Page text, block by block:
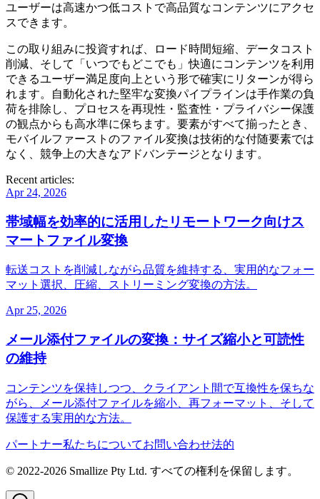
ユーザーは高速かつ低コストで高品質なコンテンツにアクセ
スできます。
この取り組みに投資すれば、ロード時間短縮、データコスト
削減、そして「いつでもどこでも」快適にコンテンツを利用
できるユーザー満足度向上という形で確実にリターンが得ら
れます。自動化された堅牢な変換パイプラインは手作業の負
荷を排除し、プロセスを再現性・監査性・プライバシー保護
の観点からも高水準に保ちます。要素がすべて揃ったとき、
モバイルファーストのファイル変換は技術的な付随要素では
なく、競争上の大きなアドバンテージとなります。
Recent articles:
Apr 24, 2026
帯域幅を効率的に活用したリモートワーク向けス
マートファイル変換
転送コストを削減しながら品質を維持する、実用的なフォー
マット選択、圧縮、ストリーミング変換の方法。
Apr 25, 2026
メール添付ファイルの変換：サイズ縮小と可読性
の維持
コンテンツを保持しつつ、クライアント間で互換性を保ちな
がら、メール添付ファイルを縮小、再フォーマット、そして
保護する実用的な方法。
パートナー私たちについてお問い合わせ法的
© 2022-2026 Smallize Pty Ltd. すべての権利を保留します。